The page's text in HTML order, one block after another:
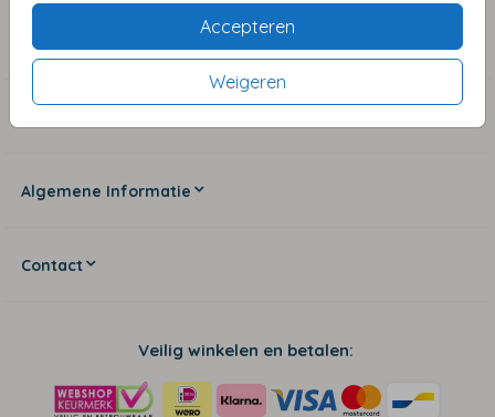
Accepteren
Weigeren
Blogs & Inspiratie
Algemene Informatie
Contact
Veilig winkelen en betalen: